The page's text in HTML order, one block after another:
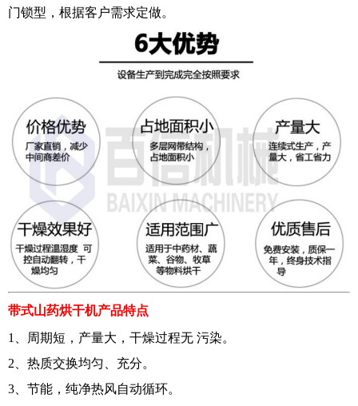
门锁型，根据客户需求定做。
带式山药烘干机产品特点
1、周期短，产量大，干燥过程无 污染。
2、热质交换均匀、充分。
3、节能，纯净热风自动循环。